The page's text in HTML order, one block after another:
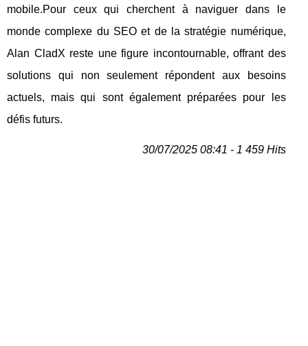
mobile.Pour ceux qui cherchent à naviguer dans le
monde complexe du SEO et de la stratégie numérique,
Alan CladX reste une figure incontournable, offrant des
solutions qui non seulement répondent aux besoins
actuels, mais qui sont également préparées pour les
défis futurs.
30/07/2025 08:41 - 1 459 Hits